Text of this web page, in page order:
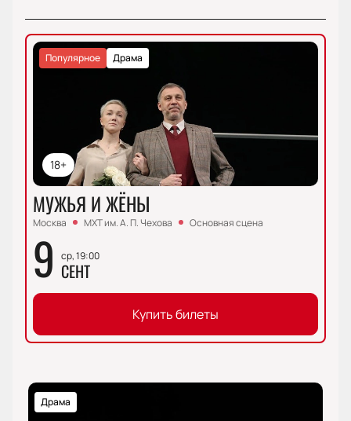
18+
Драма
Популярное
МУЖЬЯ И ЖЁНЫ
Москва МХТ им. А. П. Чехова Основная сцена
9 ср, 19:00
СЕНТ
Купить билеты
Драма